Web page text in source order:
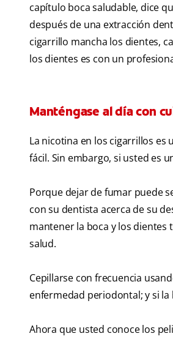
capítulo boca saludable, dice
después de una extracción
cigarrillo mancha los dientes,
los dientes es con un
Manténgase al día con
La nicotina en los cigarrillos
fácil. Sin embargo, si usted es
Porque dejar de fumar puede
con su dentista acerca de su
mantener la boca y los
salud.
Cepillarse con frecuencia
enfermedad periodontal; y si
Ahora que usted conoce los